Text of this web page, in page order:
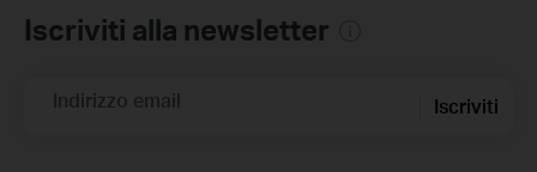
Iscriviti alla newsletter
Indirizzo email Iscriviti